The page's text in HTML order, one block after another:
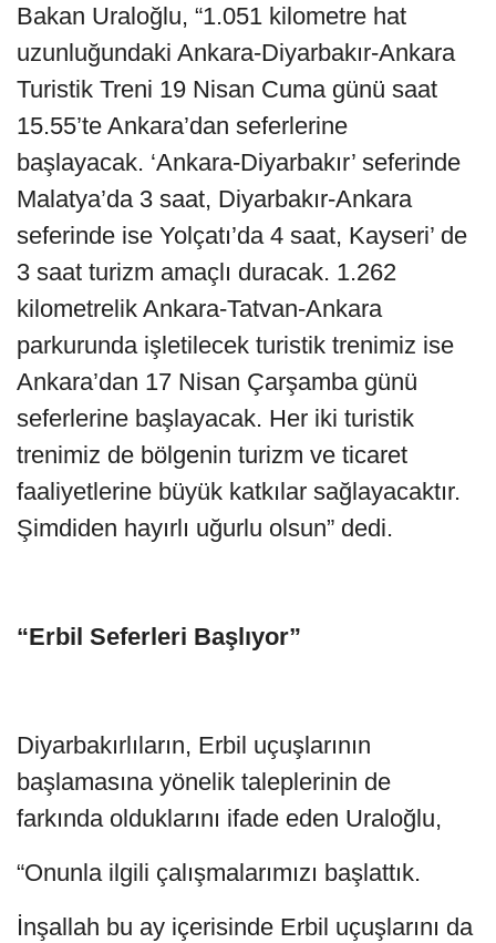
Bakan Uraloğlu, “1.051 kilometre hat
uzunluğundaki Ankara-Diyarbakır-Ankara
Turistik Treni 19 Nisan Cuma günü saat
15.55’te Ankara’dan seferlerine
başlayacak. ‘Ankara-Diyarbakır’ seferinde
Malatya’da 3 saat, Diyarbakır-Ankara
seferinde ise Yolçatı’da 4 saat, Kayseri’ de
3 saat turizm amaçlı duracak. 1.262
kilometrelik Ankara-Tatvan-Ankara
parkurunda işletilecek turistik trenimiz ise
Ankara’dan 17 Nisan Çarşamba günü
seferlerine başlayacak. Her iki turistik
trenimiz de bölgenin turizm ve ticaret
faaliyetlerine büyük katkılar sağlayacaktır.
Şimdiden hayırlı uğurlu olsun” dedi.
“Erbil Seferleri Başlıyor”
Diyarbakırlıların, Erbil uçuşlarının
başlamasına yönelik taleplerinin de
farkında olduklarını ifade eden Uraloğlu,
“Onunla ilgili çalışmalarımızı başlattık.
İnşallah bu ay içerisinde Erbil uçuşlarını da